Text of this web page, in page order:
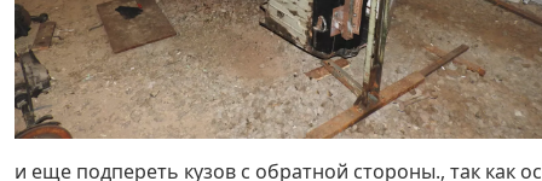
и еще подпереть кузов с обратной стороны., так как